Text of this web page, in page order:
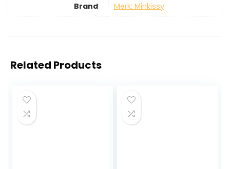
Brand
Merk: Minkissy
Related Products